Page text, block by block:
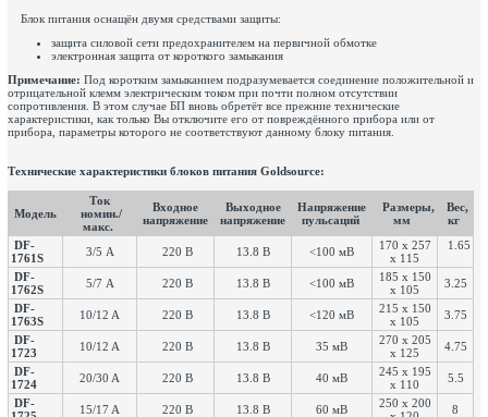
Блок питания оснащён двумя средствами защиты:
защита силовой сети предохранителем на первичной обмотке
электронная защита от короткого замыкания
Примечание: Под коротким замыканием подразумевается соединение положительной и
отрицательной клемм электрическим током при почти полном отсутствии
сопротивления. В этом случае БП вновь обретёт все прежние технические
характеристики, как только Вы отключите его от повреждённого прибора или от
прибора, параметры которого не соответствуют данному блоку питания.
Технические характеристики блоков питания Goldsource:
Модель
Ток
номин./
макс.
Входное
напряжение
Выходное
напряжение
Напряжение
пульсаций
Размеры,
мм
Вес,
кг
DF-
1761S
3/5 А 220 В 13.8 В <100 мВ
170 х 257
х 115
1.65
DF-
1762S
5/7 А 220 В 13.8 В <100 мВ
185 х 150
х 105
3.25
DF-
1763S
10/12 A 220 В 13.8 В <120 мВ
215 х 150
х 105
3.75
DF-
1723
10/12 A 220 В 13.8 В 35 мВ
270 х 205
х 125
4.75
DF-
1724
20/30 A 220 В 13.8 В 40 мВ
245 х 195
х 110
5.5
DF-
15/17 A 220 В 13.8 В 60 мВ
250 х 200
8